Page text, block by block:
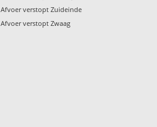
Afvoer verstopt Zuideinde
Afvoer verstopt Zwaag